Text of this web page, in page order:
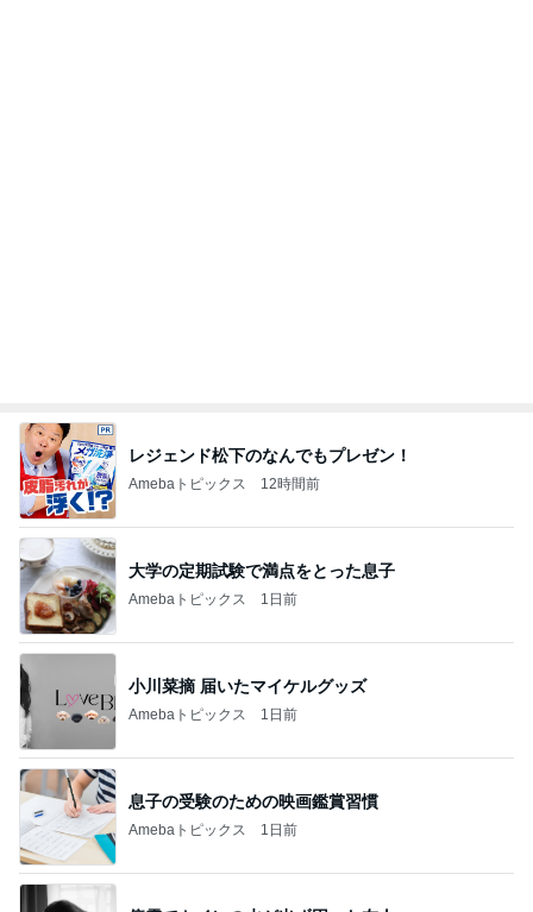
レジェンド松下のなんでもプレゼン！
Amebaトピックス 12時間前
大学の定期試験で満点をとった息子
Amebaトピックス 1日前
小川菜摘 届いたマイケルグッズ
Amebaトピックス 1日前
息子の受験のための映画鑑賞習慣
Amebaトピックス 1日前